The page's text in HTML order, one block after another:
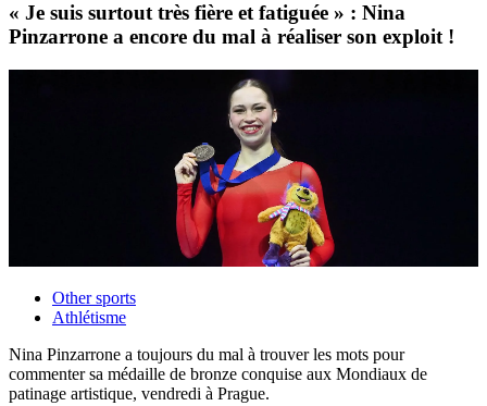
« Je suis surtout très fière et fatiguée » : Nina
Pinzarrone a encore du mal à réaliser son exploit !
Other sports
Athlétisme
Nina Pinzarrone a toujours du mal à trouver les mots pour
commenter sa médaille de bronze conquise aux Mondiaux de
patinage artistique, vendredi à Prague.